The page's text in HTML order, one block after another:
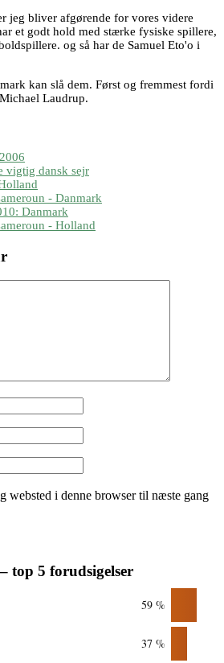
jeg bliver afgørende for vores videre
et godt hold med stærke fysiske spillere,
og så har de Samuel Eto'o i
kan slå dem. Først og fremmest fordi
Laudrup.
vigtig dansk sejr
- Danmark
Danmark
- Holland
websted i denne browser til næste gang
top 5 forudsigelser
59 %
37 %